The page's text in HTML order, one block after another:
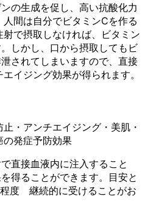
の生成を促し、高い抗酸化力
間は自分でビタミンCを作る
で摂取しなければ、ビタミン
しかし、口から摂取してもビ
されてしまいますので、直接
イジング効果が得られます。
・アンチエイジング・美肌・
の発症予防効果
直接血液内に注入すること
得ることができます。目安と
度 継続的に受けることがお